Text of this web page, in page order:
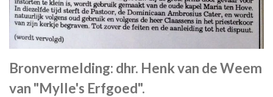
Bronvermelding: dhr. Henk van de Weem
van "Mylle's Erfgoed".